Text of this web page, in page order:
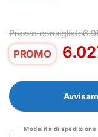
Prezzo consigliato
PROMO
Modalità di spedizione